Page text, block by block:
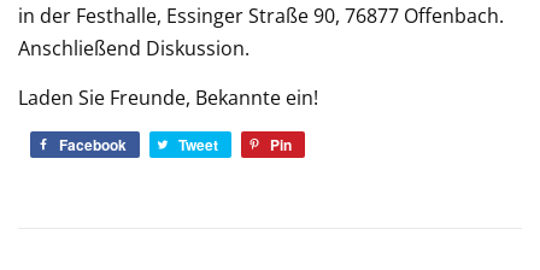
in der Festhalle, Essinger Straße 90, 76877 Offenbach.
Anschließend Diskussion.
Laden Sie Freunde, Bekannte ein!
Facebook Tweet Pin